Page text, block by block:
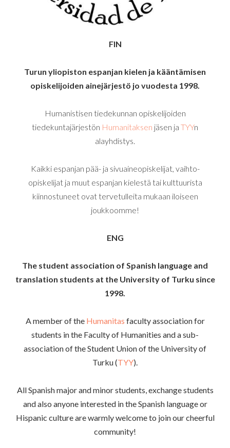
FIN
Turun yliopiston espanjan kielen ja kääntämisen
opiskelijoiden ainejärjestö jo vuodesta 1998.
Humanistisen tiedekunnan opiskelijoiden
tiedekuntajärjestön Humanitaksen jäsen ja TYYn
alayhdistys.
Kaikki espanjan pää- ja sivuaineopiskelijat, vaihto-
opiskelijat ja muut espanjan kielestä tai kulttuurista
kiinnostuneet ovat tervetulleita mukaan iloiseen
joukkoomme!
ENG
The student association of Spanish language and
translation students at the University of Turku since
1998.
A member of the Humanitas faculty association for
students in the Faculty of Humanities and a sub-
association of the Student Union of the University of
Turku (TYY).
All Spanish major and minor students, exchange students
and also anyone interested in the Spanish language or
Hispanic culture are warmly welcome to join our cheerful
community!